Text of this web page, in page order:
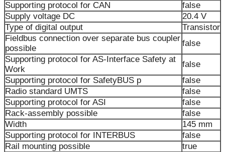
Supporting protocol for CAN
false
Supply voltage DC
20.4 V
Type of digital output
Transistor
Fieldbus connection over separate bus coupler
possible
false
Supporting protocol for AS-Interface Safety at
Work
false
Supporting protocol for SafetyBUS p
false
Radio standard UMTS
false
Supporting protocol for ASI
false
Rack-assembly possible
false
Width
145 mm
Supporting protocol for INTERBUS
false
Rail mounting possible
true